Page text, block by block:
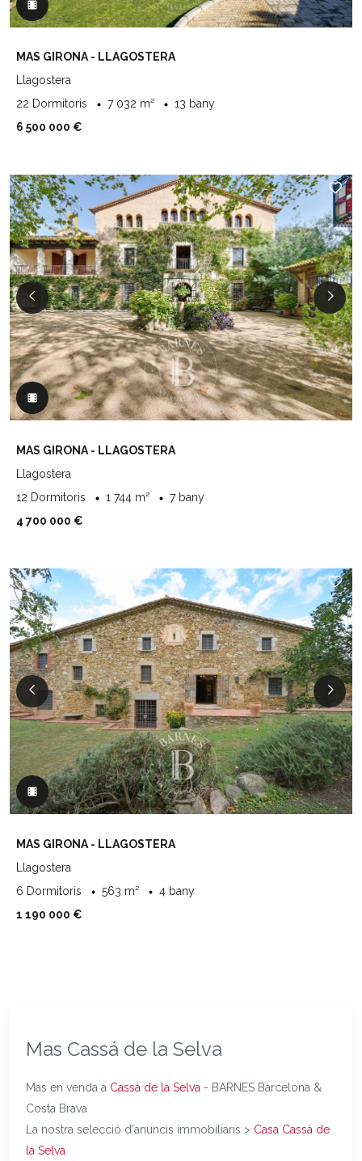
MAS GIRONA - LLAGOSTERA
Llagostera
22 Dormitoris
7 032 m²
13 bany
6 500 000 €
MAS GIRONA - LLAGOSTERA
Llagostera
12 Dormitoris
1 744 m²
7 bany
4 700 000 €
MAS GIRONA - LLAGOSTERA
Llagostera
6 Dormitoris
563 m²
4 bany
1 190 000 €
Mas Cassá de la Selva
Mas en venda a Cassá de la Selva - BARNES Barcelona &
Costa Brava
La nostra selecció d'anuncis immobiliaris > Casa Cassá de
la Selva